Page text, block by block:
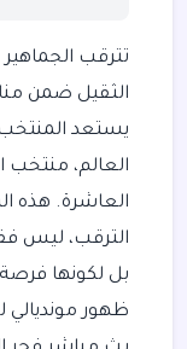
تترقب الجماهير
يستعد المنتخب
العالم، منتخب
العاشرة. هذه
الترقب، ليس
بل لكونها
ظهور مونديالي